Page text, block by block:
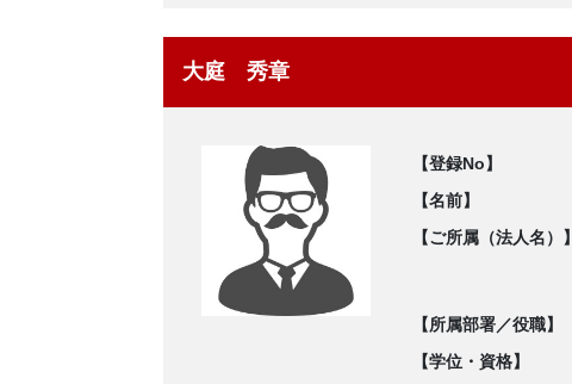
大庭 秀章
【登録No】
【名前】
【ご所属（法人名）】
【所属部署／役職】
【学位・資格】